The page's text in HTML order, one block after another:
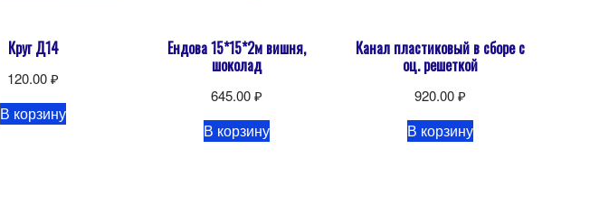
Круг Д14
120.00₽
В корзину
Ендова 15*15*2м вишня,
шоколад
645.00₽
В корзину
Канал пластиковый в сборе с
оц. решеткой
920.00₽
В корзину